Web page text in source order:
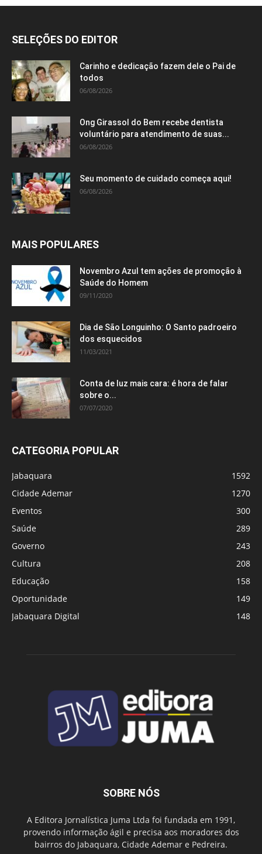
SELEÇÕES DO EDITOR
Carinho e dedicação fazem dele o Pai de
todos
06/08/2026
Ong Girassol do Bem recebe dentista
voluntário para atendimento de suas...
06/08/2026
Seu momento de cuidado começa aqui!
06/08/2026
MAIS POPULARES
Novembro Azul tem ações de promoção à
Saúde do Homem
09/11/2020
Dia de São Longuinho: O Santo padroeiro
dos esquecidos
11/03/2021
Conta de luz mais cara: é hora de falar
sobre o...
07/07/2020
CATEGORIA POPULAR
Jabaquara
1592
Cidade Ademar
1270
Eventos
300
Saúde
289
Governo
243
Cultura
208
Educação
158
Oportunidade
149
Jabaquara Digital
148
SOBRE NÓS
A Editora Jornalística Juma Ltda foi fundada em 1991,
provendo informação ágil e precisa aos moradores dos
bairros do Jabaquara, Cidade Ademar e Pedreira.